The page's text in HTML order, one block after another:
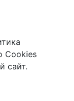
Cookies
сайт.